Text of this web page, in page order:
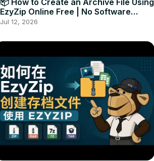
EzyZip Online Free | No Software
Installation Required
Jul 12, 2026